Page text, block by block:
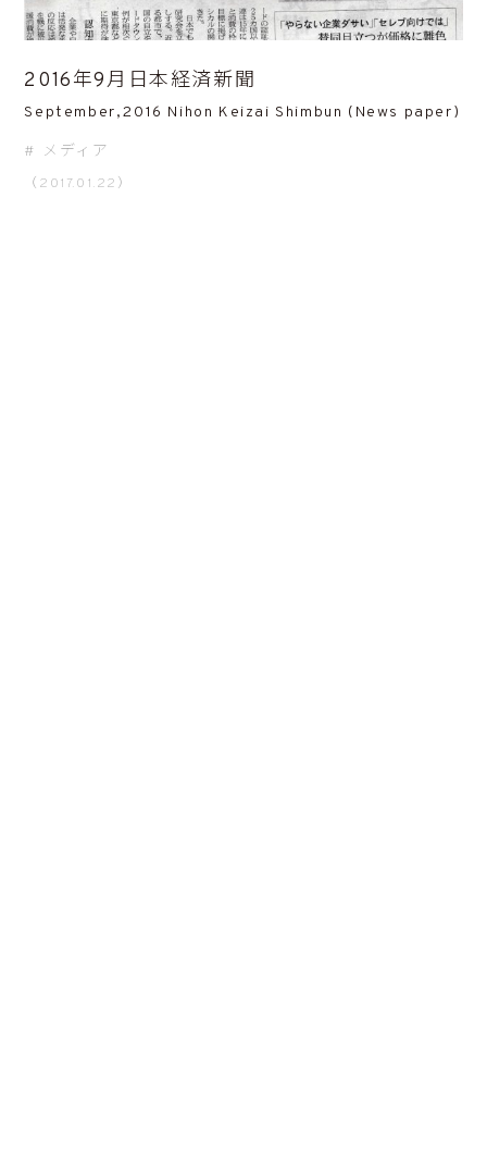
2016年9月日本経済新聞
September,2016 Nihon Keizai Shimbun (News paper)
メディア
（2017.01.22）